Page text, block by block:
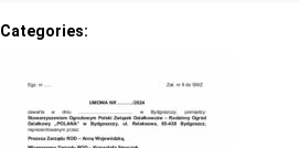
Categories: